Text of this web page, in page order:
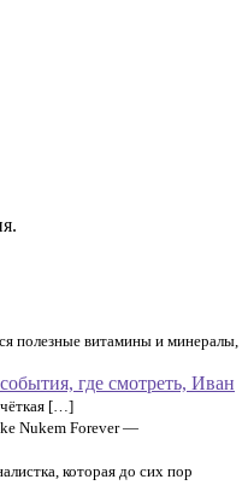
полезные витамины и минералы,
где смотреть, Иван
чёткая […]
Nukem Forever —
которая до сих пор